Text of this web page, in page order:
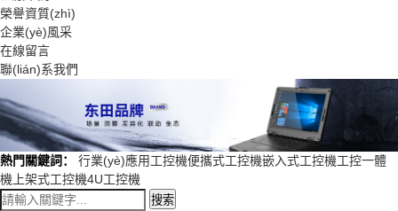
榮譽資質(zhì)
企業(yè)風采
在線留言
聯(lián)系我們
熱門關鍵詞： 行業(yè)應用工控機便攜式工控機嵌入式工控機工控一體
機 上架式工控機4U工控機
搜索